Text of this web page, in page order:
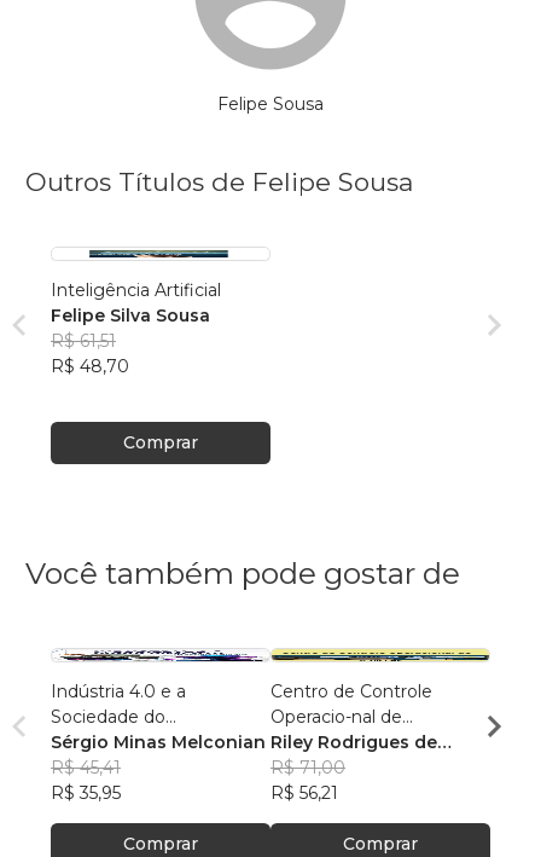
Felipe Sousa
Outros Títulos de Felipe Sousa
Inteligência Artificial
Felipe Silva Sousa
R$ 61,51
R$ 48,70
Comprar
Você também pode gostar de
Indústria 4.0 e a
Sociedade do
Conhecimento
Sérgio Minas Melconian
R$ 45,41
R$ 35,95
Comprar
Centro de Controle
Operacio-nal de
Saneamento Básico
Riley Rodrigues de
Oliveira
R$ 71,00
R$ 56,21
Comprar
R$